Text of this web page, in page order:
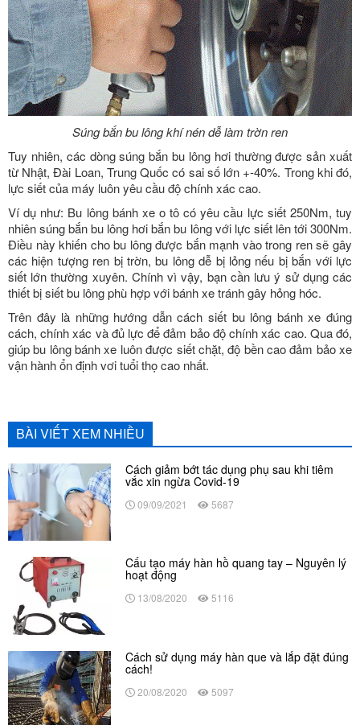
Súng bắn bu lông khí nén dễ làm trờn ren
Tuy nhiên, các dòng súng bắn bu lông hơi thường được sản xuất
từ Nhật, Đài Loan, Trung Quốc có sai số lớn +-40%. Trong khi đó,
lực siết của máy luôn yêu cầu độ chính xác cao.
Ví dụ như: Bu lông bánh xe o tô có yêu cầu lực siết 250Nm, tuy
nhiên súng bắn bu lông hơi bắn bu lông với lực siết lên tới 300Nm.
Điều này khiến cho bu lông được bắn mạnh vào trong ren sẽ gây
các hiện tượng ren bị trờn, bu lông dễ bị lỏng nếu bị bắn với lực
siết lớn thường xuyên. Chính vì vậy, bạn cần lưu ý sử dụng các
thiết bị siết bu lông phù hợp với bánh xe tránh gây hỏng hóc.
Trên đây là những hướng dẫn cách siết bu lông bánh xe đúng
cách, chính xác và đủ lực để đảm bảo độ chính xác cao. Qua đó,
giúp bu lông bánh xe luôn được siết chặt, độ bền cao đảm bảo xe
vận hành ổn định vơi tuổi thọ cao nhất.
BÀI VIẾT XEM NHIỀU
Cách giảm bớt tác dụng phụ sau khi tiêm
vắc xin ngừa Covid-19
09/09/2021 5687
Cấu tạo máy hàn hồ quang tay – Nguyên lý
hoạt động
13/08/2020 5116
Cách sử dụng máy hàn que và lắp đặt đúng
cách!
20/08/2020 5097